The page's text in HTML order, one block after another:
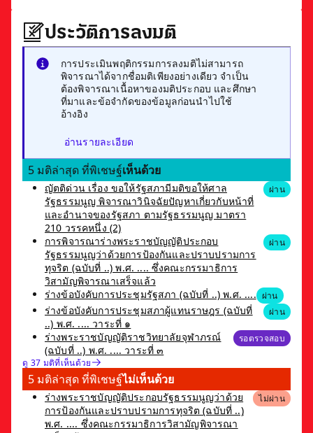
ประวัติการลงมติ
การประเมินพฤติกรรมการลงมติไม่สามารถ
พิจารณาได้จากชื่อมติเพียงอย่างเดียว จำเป็น
ต้องพิจารณาเนื้อหาของมติประกอบ และศึกษา
ที่มาและข้อจำกัดของข้อมูลก่อนนำไปใช้
อ้างอิง
อ่านรายละเอียด
5 มติล่าสุด ที่พิเชษฐ์เห็นด้วย
ญัตติด่วน เรื่อง ขอให้รัฐสภามีมติขอให้ศาล
รัฐธรรมนูญ พิจารณาวินิจฉัยปัญหาเกี่ยวกับหน้าที่
และอำนาจของรัฐสภา ตามรัฐธรรมนูญ มาตรา
210 วรรคหนึ่ง (2)
ผ่าน
การพิจารณาร่างพระราชบัญญัติประกอบ
รัฐธรรมนูญว่าด้วยการป้องกันและปราบปรามการ
ทุจริต (ฉบับที่ ..) พ.ศ. .... ซึ่งคณะกรรมาธิการ
วิสามัญพิจารณาเสร็จแล้ว
ผ่าน
ร่างข้อบังคับการประชุมรัฐสภา (ฉบับที่ ..) พ.ศ. .... ผ่าน
ร่างข้อบังคับการประชุมสภาผู้แทนราษฎร (ฉบับที่
..) พ.ศ. .... วาระที่ ๑
ผ่าน
ร่างพระราชบัญญัติราชวิทยาลัยจุฬาภรณ์
(ฉบับที่ ..) พ.ศ. .... วาระที่ ๓
รอตรวจสอบ
ดู 37 มติที่เห็นด้วย
5 มติล่าสุด ที่พิเชษฐ์ไม่เห็นด้วย
ร่างพระราชบัญญัติประกอบรัฐธรรมนูญว่าด้วย
การป้องกันและปราบปรามการทุจริต (ฉบับที่ ..)
พ.ศ. .... ซึ่งคณะกรรมาธิการวิสามัญพิจารณา
ไม่ผ่าน